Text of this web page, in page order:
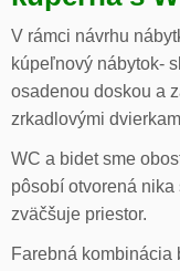
V rámci návrhu
kúpeľnový nábytok-
osadenou doskou a
zrkadlovými
WC a bidet sme
pôsobí otvorená
zväčšuje priestor.
Farebná kombinácia